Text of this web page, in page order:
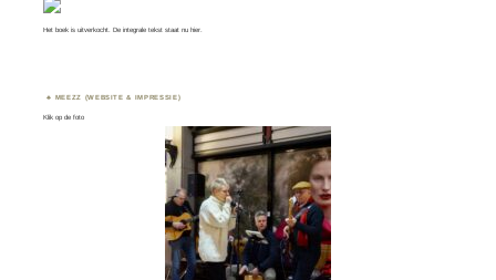
Het boek is uitverkocht. De integrale tekst staat nuhier.
MEEZZ (WEBSITE & IMPRESSIE)
Klik op de foto